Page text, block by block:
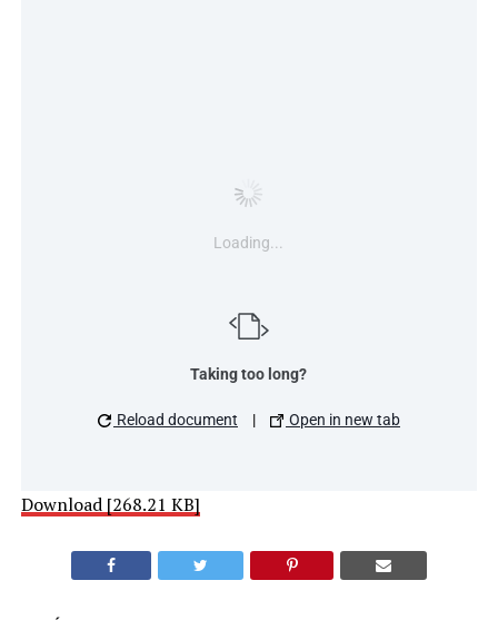
Loading...
Taking too long?
Reload document | Open in new tab
Download [268.21 KB]